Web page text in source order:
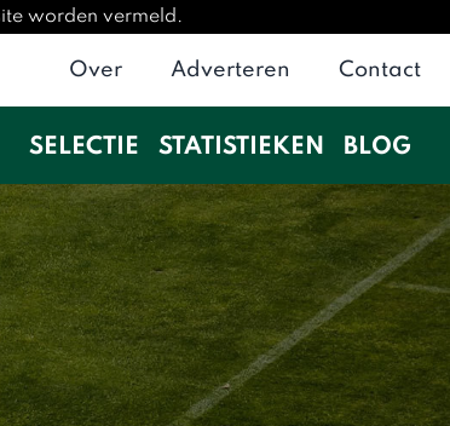
worden vermeld.
Over Adverteren Contact
SELECTIE STATISTIEKEN BLOG